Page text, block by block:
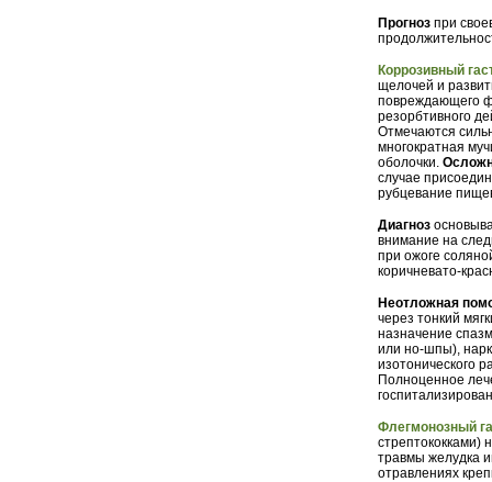
Прогноз при
Коррозивный
щелочей и
повреждающего
резорбтивного
Отмечаются
многократная
оболочки.
случае
рубцевание
Диагноз
внимание на
при ожоге
коричневато-
Неотложная
через тонкий
назначение
или но-шпы),
изотонического
Полноценное
Флегмонозный
травмы желудка
отравлениях